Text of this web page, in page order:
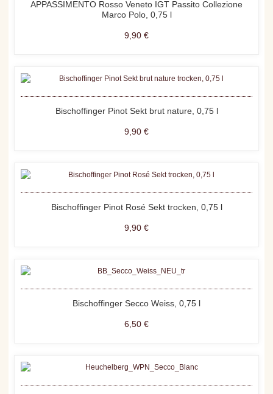
APPASSIMENTO Rosso Veneto IGT Passito Collezione
Marco Polo, 0,75 l
9,90 €
Bischoffinger Pinot Sekt brut nature, 0,75 l
9,90 €
Bischoffinger Pinot Rosé Sekt trocken, 0,75 l
9,90 €
Bischoffinger Secco Weiss, 0,75 l
6,50 €